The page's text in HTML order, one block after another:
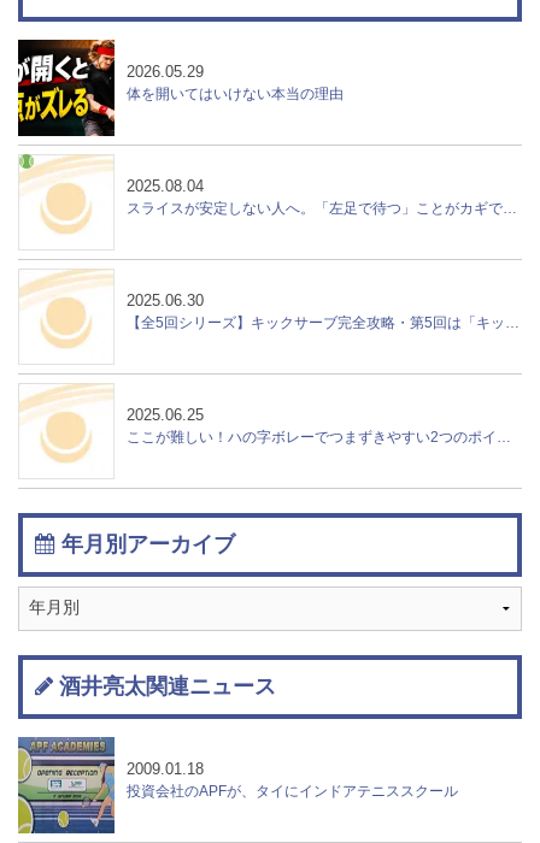
体を開いてはいけない本当の理由
2026.05.29
スライスが安定しない人へ。「左足で待つ」ことがカギでした！
2025.08.04
【全5回シリーズ】キックサーブ完全攻略・第5回は「キックサーブの使い方」特集！
2025.06.30
ここが難しい！ハの字ボレーでつまずきやすい2つのポイント
2025.06.25
年月別アーカイブ
酒井亮太関連ニュース
投資会社のAPFが、タイにインドアテニススクール
2009.01.18